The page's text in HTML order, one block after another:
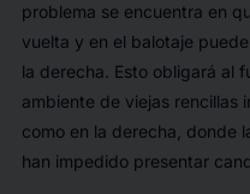
problema se encuentra en
vuelta y en el balotaje
la derecha. Esto obligará al
ambiente de viejas rencillas
como en la derecha, donde
han impedido presentar